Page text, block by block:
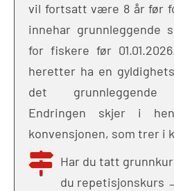
vil fortsatt være 8 år før
innehar grunnleggende
for fiskere før
heretter ha en
det grunnleggende
Endringen skjer i
konvensjonen, som trer i
Har du tatt
du repetisjonskurs